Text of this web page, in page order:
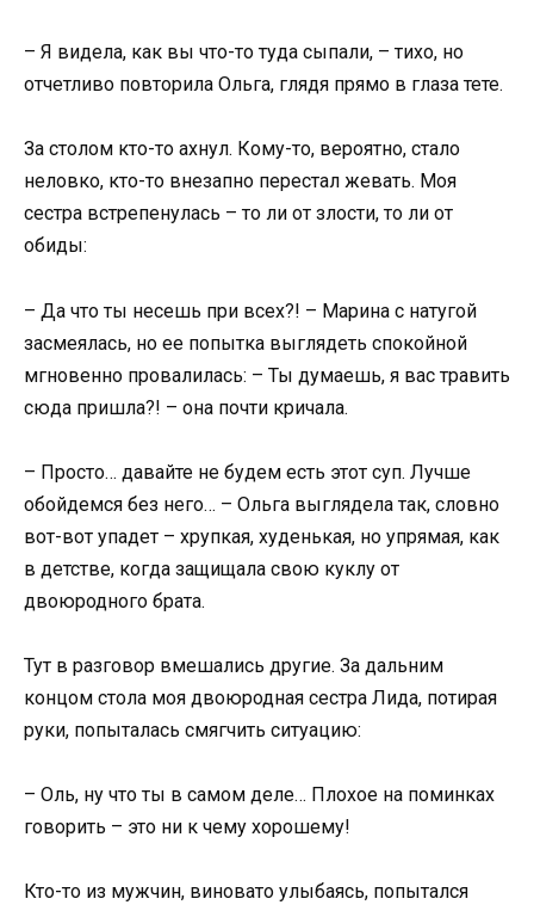
– Я видела, как вы что-то туда сыпали, – тихо, но
отчетливо повторила Ольга, глядя прямо в глаза тете.
За столом кто-то ахнул. Кому-то, вероятно, стало
неловко, кто-то внезапно перестал жевать. Моя
сестра встрепенулась – то ли от злости, то ли от
обиды:
– Да что ты несешь при всех?! – Марина с натугой
засмеялась, но ее попытка выглядеть спокойной
мгновенно провалилась: – Ты думаешь, я вас травить
сюда пришла?! – она почти кричала.
– Просто… давайте не будем есть этот суп. Лучше
обойдемся без него… – Ольга выглядела так, словно
вот-вот упадет – хрупкая, худенькая, но упрямая, как
в детстве, когда защищала свою куклу от
двоюродного брата.
Тут в разговор вмешались другие. За дальним
концом стола моя двоюродная сестра Лида, потирая
руки, попыталась смягчить ситуацию:
– Оль, ну что ты в самом деле… Плохое на поминках
говорить – это ни к чему хорошему!
Кто-то из мужчин, виновато улыбаясь, попытался